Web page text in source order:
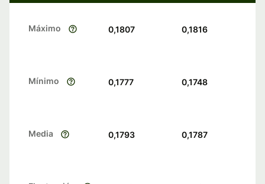
Máximo 0,1807 0,1816
Mínimo 0,1777 0,1748
Media 0,1793 0,1787